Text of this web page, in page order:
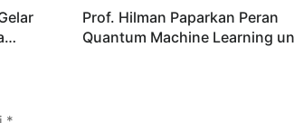
Prof. Hilman Paparkan Peran
Quantum Machine Learning